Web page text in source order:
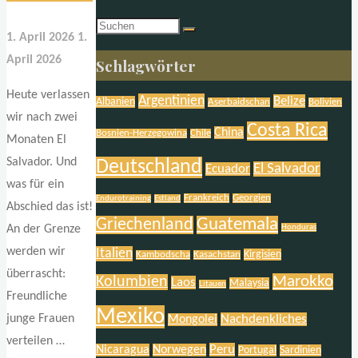
1. April 2026 1.
April 2026
Heute verlassen
wir nach zwei
Monaten El
Salvador. Und
was für ein
Abschied das ist!
An der Grenze
werden wir
überrascht:
Freundliche
junge Frauen
verteilen …
Suchen
nach:
Schlagwörter
Albanien Argentinien Aserbaidschan Belize Bolivien
Bosnien-Herzegowina Chile China Costa Rica
Deutschland Ecuador El Salvador
Endurotraining Estland Frankreich Georgien
Griechenland Guatemala Honduras
Italien Kambodscha Kasachstan Kirgisien
Kolumbien Laos Litauen Malaysia Marokko
Mexiko Mongolei Nachdenkliches
Nicaragua Norwegen Peru Portugal Sardinien